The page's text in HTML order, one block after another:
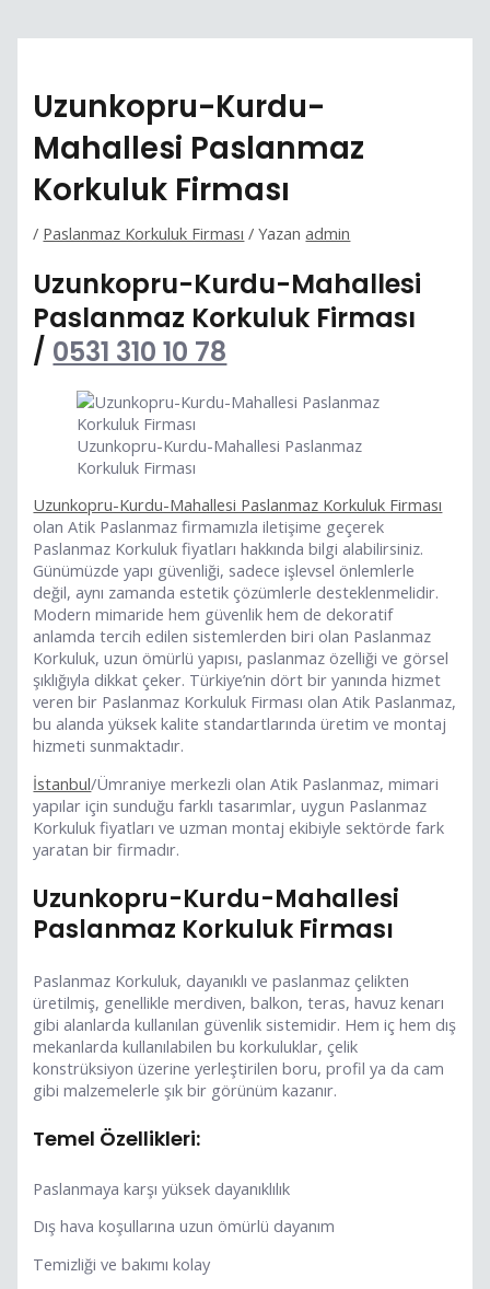
Uzunkopru-Kurdu-
Mahallesi Paslanmaz
Korkuluk Firması
/ Paslanmaz Korkuluk Firması / Yazan admin
Uzunkopru-Kurdu-Mahallesi
Paslanmaz Korkuluk Firması
/ 0531 310 10 78
Uzunkopru-Kurdu-Mahallesi Paslanmaz
Korkuluk Firması
Uzunkopru-Kurdu-Mahallesi Paslanmaz Korkuluk Firması
olan Atik Paslanmaz firmamızla iletişime geçerek
Paslanmaz Korkuluk fiyatları hakkında bilgi alabilirsiniz.
Günümüzde yapı güvenliği, sadece işlevsel önlemlerle
değil, aynı zamanda estetik çözümlerle desteklenmelidir.
Modern mimaride hem güvenlik hem de dekoratif
anlamda tercih edilen sistemlerden biri olan Paslanmaz
Korkuluk, uzun ömürlü yapısı, paslanmaz özelliği ve görsel
şıklığıyla dikkat çeker. Türkiye’nin dört bir yanında hizmet
veren bir Paslanmaz Korkuluk Firması olan Atik Paslanmaz,
bu alanda yüksek kalite standartlarında üretim ve montaj
hizmeti sunmaktadır.
İstanbul/Ümraniye merkezli olan Atik Paslanmaz, mimari
yapılar için sunduğu farklı tasarımlar, uygun Paslanmaz
Korkuluk fiyatları ve uzman montaj ekibiyle sektörde fark
yaratan bir firmadır.
Uzunkopru-Kurdu-Mahallesi
Paslanmaz Korkuluk Firması
Paslanmaz Korkuluk, dayanıklı ve paslanmaz çelikten
üretilmiş, genellikle merdiven, balkon, teras, havuz kenarı
gibi alanlarda kullanılan güvenlik sistemidir. Hem iç hem dış
mekanlarda kullanılabilen bu korkuluklar, çelik
konstrüksiyon üzerine yerleştirilen boru, profil ya da cam
gibi malzemelerle şık bir görünüm kazanır.
Temel Özellikleri:
Paslanmaya karşı yüksek dayanıklılık
Dış hava koşullarına uzun ömürlü dayanım
Temizliği ve bakımı kolay